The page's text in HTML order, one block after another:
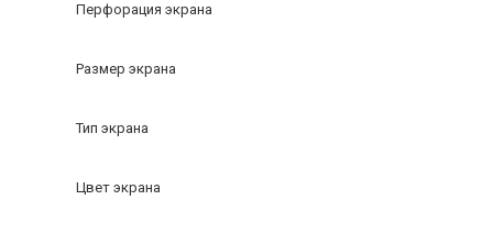
Перфорация экрана
Размер экрана
Тип экрана
Цвет экрана